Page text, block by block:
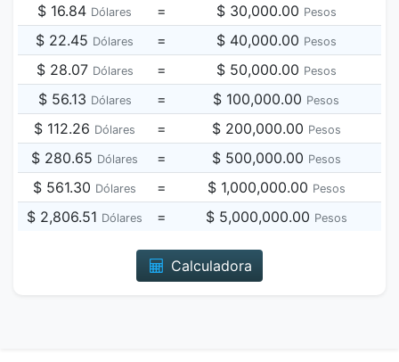
$ 16.84 Dólares = $ 30,000.00 Pesos
$ 22.45 Dólares = $ 40,000.00 Pesos
$ 28.07 Dólares = $ 50,000.00 Pesos
$ 56.13 Dólares = $ 100,000.00 Pesos
$ 112.26 Dólares = $ 200,000.00 Pesos
$ 280.65 Dólares = $ 500,000.00 Pesos
$ 561.30 Dólares = $ 1,000,000.00 Pesos
$ 2,806.51 Dólares = $ 5,000,000.00 Pesos
Calculadora